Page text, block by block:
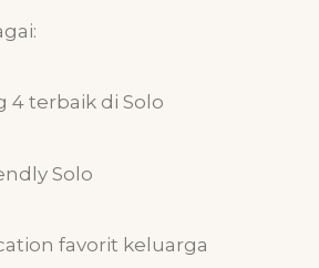
4 terbaik di Solo
Solo
favorit keluarga